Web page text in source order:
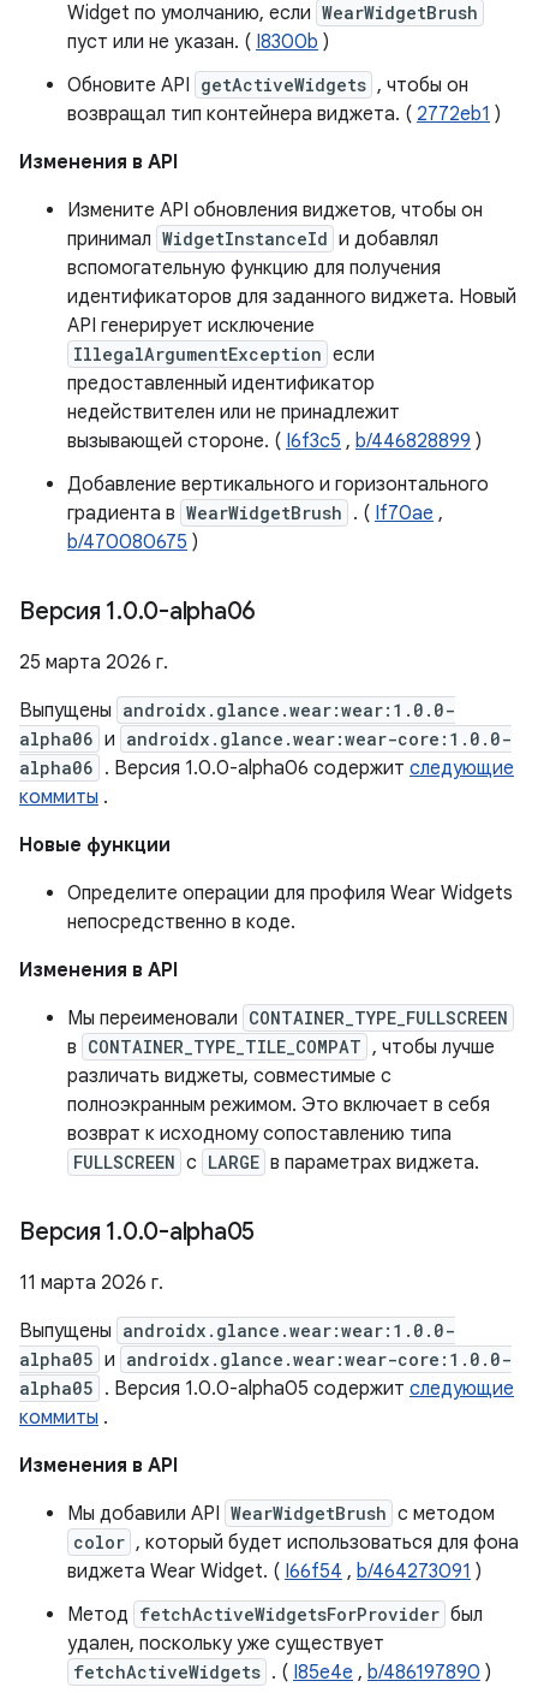
Widget по умолчанию, если WearWidgetBrush
пуст или не указан. ( I8300b )
Обновите API getActiveWidgets , чтобы он
возвращал тип контейнера виджета. ( 2772eb1 )
Изменения в API
Измените API обновления виджетов, чтобы он
принимал WidgetInstanceId и добавлял
вспомогательную функцию для получения
идентификаторов для заданного виджета. Новый
API генерирует исключение
IllegalArgumentException если
предоставленный идентификатор
недействителен или не принадлежит
вызывающей стороне. ( I6f3c5 , b/446828899 )
Добавление вертикального и горизонтального
градиента в WearWidgetBrush . ( If70ae ,
b/470080675 )
Версия 1.0.0-alpha06
25 марта 2026 г.
Выпущены androidx.glance.wear:wear:1.0.0-
alpha06 и androidx.glance.wear:wear-core:1.0.0-
alpha06 . Версия 1.0.0-alpha06 содержит следующие
коммиты .
Новые функции
Определите операции для профиля Wear Widgets
непосредственно в коде.
Изменения в API
Мы переименовали CONTAINER_TYPE_FULLSCREEN
в CONTAINER_TYPE_TILE_COMPAT , чтобы лучше
различать виджеты, совместимые с
полноэкранным режимом. Это включает в себя
возврат к исходному сопоставлению типа
FULLSCREEN с LARGE в параметрах виджета.
Версия 1.0.0-alpha05
11 марта 2026 г.
Выпущены androidx.glance.wear:wear:1.0.0-
alpha05 и androidx.glance.wear:wear-core:1.0.0-
alpha05 . Версия 1.0.0-alpha05 содержит следующие
коммиты .
Изменения в API
Мы добавили API WearWidgetBrush с методом
color , который будет использоваться для фона
виджета Wear Widget. ( I66f54 , b/464273091 )
Метод fetchActiveWidgetsForProvider был
удален, поскольку уже существует
fetchActiveWidgets . ( I85e4e , b/486197890 )